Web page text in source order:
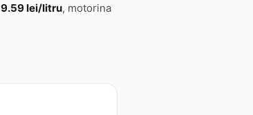
9.59 lei/litru, motorina